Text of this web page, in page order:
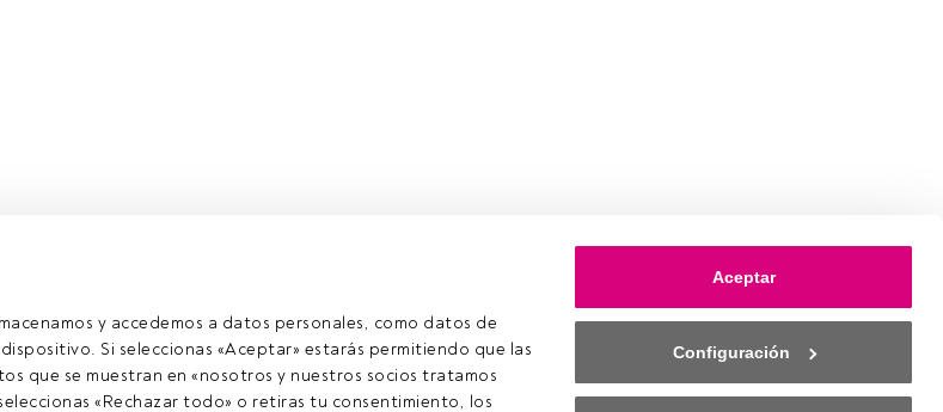
y accedemos a datos personales, como datos de
Si seleccionas «Aceptar» estarás permitiendo que las
que se muestran en «nosotros y nuestros socios tratamos
«Rechazar todo» o retiras tu consentimiento, los
Aceptar
Configuración